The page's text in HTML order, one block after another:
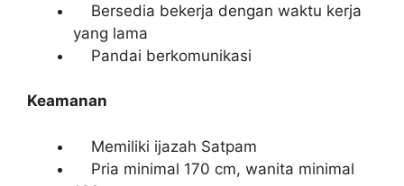
Bersedia bekerja dengan waktu kerja
yang lama
Pandai berkomunikasi
Keamanan
Memiliki ijazah Satpam
Pria minimal 170 cm, wanita minimal